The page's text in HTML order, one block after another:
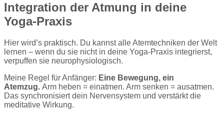
Integration der Atmung in deine
Yoga-Praxis
Hier wird’s praktisch. Du kannst alle Atemtechniken der Welt
lernen – wenn du sie nicht in deine Yoga-Praxis integrierst,
verpuffen sie neurophysiologisch.
Meine Regel für Anfänger: Eine Bewegung, ein
Atemzug. Arm heben = einatmen. Arm senken = ausatmen.
Das synchronisiert dein Nervensystem und verstärkt die
meditative Wirkung.